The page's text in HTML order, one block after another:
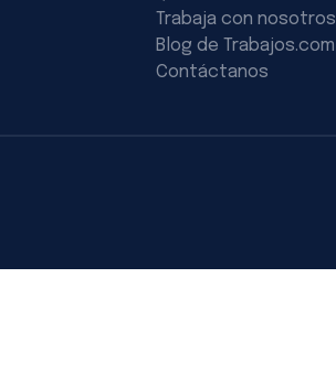
Trabaja con nosotros
Blog de Trabajos.com
Contáctanos